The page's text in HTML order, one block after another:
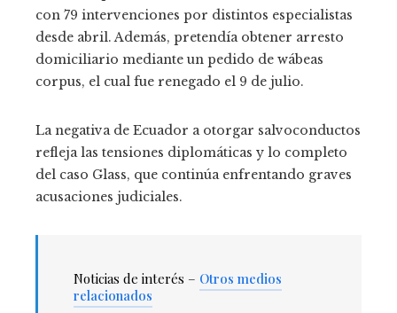
con 79 intervenciones por distintos especialistas
desde abril. Además, pretendía obtener arresto
domiciliario mediante un pedido de wábeas
corpus, el cual fue renegado el 9 de julio.
La negativa de Ecuador a otorgar salvoconductos
refleja las tensiones diplomáticas y lo completo
del caso Glass, que continúa enfrentando graves
acusaciones judiciales.
Noticias de interés – Otros medios
relacionados